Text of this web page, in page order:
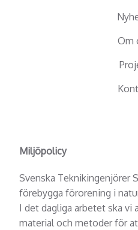
Om
Miljöpolicy
Svenska Teknikingenjörer
förebygga förorening i
I det dagliga arbetet ska vi
material och metoder för